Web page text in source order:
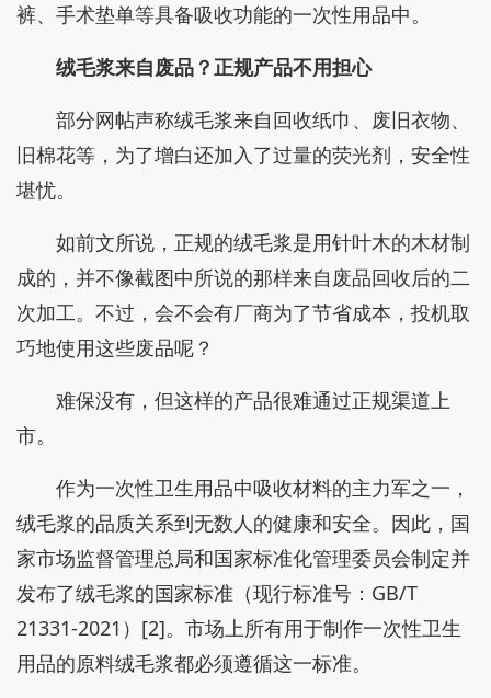
裤、手术垫单等具备吸收功能的一次性用品中。
绒毛浆来自废品？正规产品不用担心
部分网帖声称绒毛浆来自回收纸巾、废旧衣物、
旧棉花等，为了增白还加入了过量的荧光剂，安全性
堪忧。
如前文所说，正规的绒毛浆是用针叶木的木材制
成的，并不像截图中所说的那样来自废品回收后的二
次加工。不过，会不会有厂商为了节省成本，投机取
巧地使用这些废品呢？
难保没有，但这样的产品很难通过正规渠道上
市。
作为一次性卫生用品中吸收材料的主力军之一，
绒毛浆的品质关系到无数人的健康和安全。因此，国
家市场监督管理总局和国家标准化管理委员会制定并
发布了绒毛浆的国家标准（现行标准号：GB/T
21331-2021）[2]。市场上所有用于制作一次性卫生
用品的原料绒毛浆都必须遵循这一标准。